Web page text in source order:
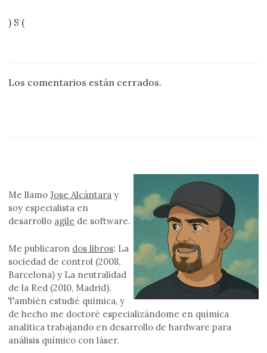
) S (
Los comentarios están cerrados.
Me llamoJose Alcántara y
soy especialista en
desarrollo agile de software.
Me publicaron dos libros: La
sociedad de control (2008,
Barcelona) y La neutralidad
de la Red (2010, Madrid).
También estudié química, y
de hecho me doctoré especializándome en química
analítica trabajando en desarrollo de hardware para
análisis químico con láser.